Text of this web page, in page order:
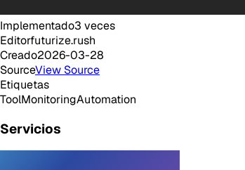
Implementado3 veces
Editorfuturize.rush
Creado2026-03-28
SourceView Source
Etiquetas
ToolMonitoringAutomation
Servicios